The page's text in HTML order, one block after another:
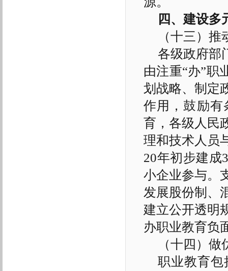
四、建设多
（十三）
各级政府部
由注重“办”职
划战略、制定
作用，鼓励有
育，各级人民
理和技术人员
20年初步建成
小企业参与。
发展股份制、
建立公开透明
办职业教育负
（十四）
职业教育包